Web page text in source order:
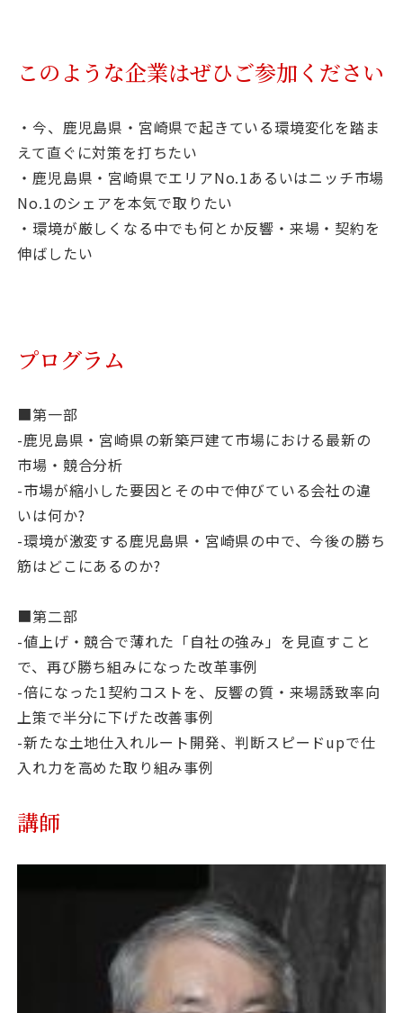
このような企業はぜひご参加ください
・今、鹿児島県・宮崎県で起きている環境変化を踏ま
えて直ぐに対策を打ちたい
・鹿児島県・宮崎県でエリアNo.1あるいはニッチ市場
No.1のシェアを本気で取りたい
・環境が厳しくなる中でも何とか反響・来場・契約を
伸ばしたい
プログラム
■第一部
-鹿児島県・宮崎県の新築戸建て市場における最新の
市場・競合分析
-市場が縮小した要因とその中で伸びている会社の違
いは何か?
-環境が激変する鹿児島県・宮崎県の中で、今後の勝ち
筋はどこにあるのか?
■第二部
-値上げ・競合で薄れた「自社の強み」を見直すこと
で、再び勝ち組みになった改革事例
-倍になった1契約コストを、反響の質・来場誘致率向
上策で半分に下げた改善事例
-新たな土地仕入れルート開発、判断スピードupで仕
入れ力を高めた取り組み事例
講師